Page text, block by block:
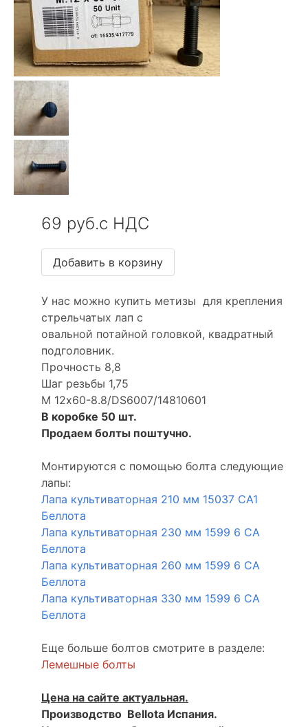
69 руб.с НДС
У нас можно купить метизы для крепления
стрельчатых лап с
овальной потайной головкой, квадратный
подголовник.
Прочность 8,8
Шаг резьбы 1,75
М 12х60-8.8/DS6007/14810601
В коробке 50 шт.
Продаем болты поштучно.
Монтируются с помощью болта следующие
лапы:
Лапа культиваторная 210 мм 15037 СА1
Беллота
Лапа культиваторная 230 мм 1599 6 СА
Беллота
Лапа культиваторная 260 мм 1599 6 СА
Беллота
Лапа культиваторная 330 мм 1599 6 СА
Беллота
Еще больше болтов смотрите в разделе:
Лемешные болты
Цена на сайте актуальная.
Производство Bellota Испания.